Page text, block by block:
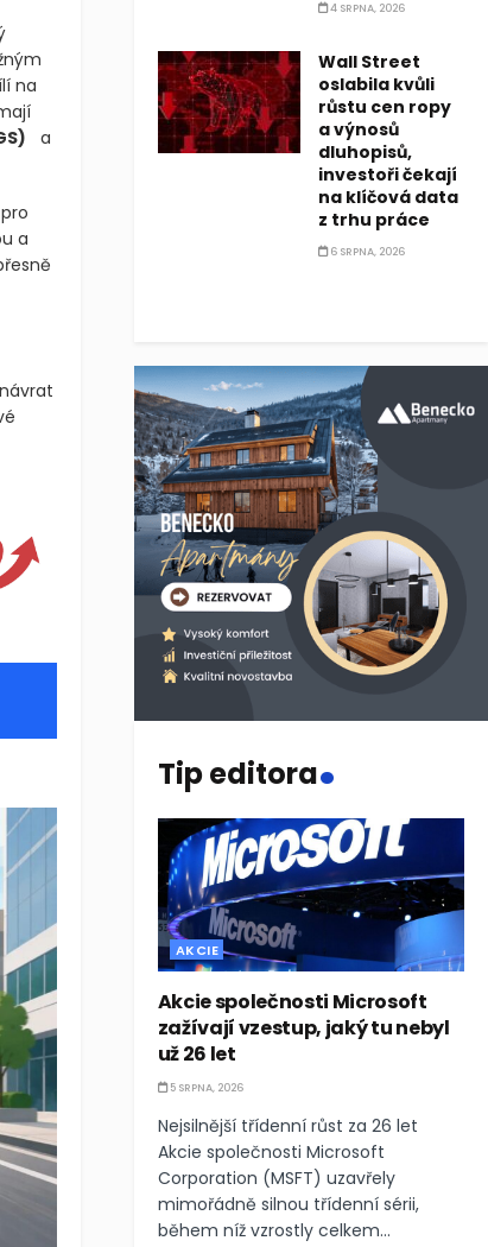
na
a
a
4 SRPNA, 2026
Wall Street
oslabila kvůli
růstu cen ropy
a výnosů
dluhopisů,
investoři čekají
na klíčová data
z trhu práce
6 SRPNA, 2026
Tip editora.
AKCIE
Akcie společnosti Microsoft
zažívají vzestup, jaký tu nebyl
už 26 let
5 SRPNA, 2026
Nejsilnější třídenní růst za 26 let
Akcie společnosti Microsoft
Corporation (MSFT) uzavřely
mimořádně silnou třídenní sérii,
během níž vzrostly celkem...